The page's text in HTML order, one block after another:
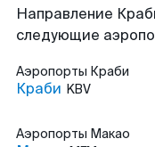
Направление
следующие
Аэропорты Краби
Краби KBV
Аэропорты Макао